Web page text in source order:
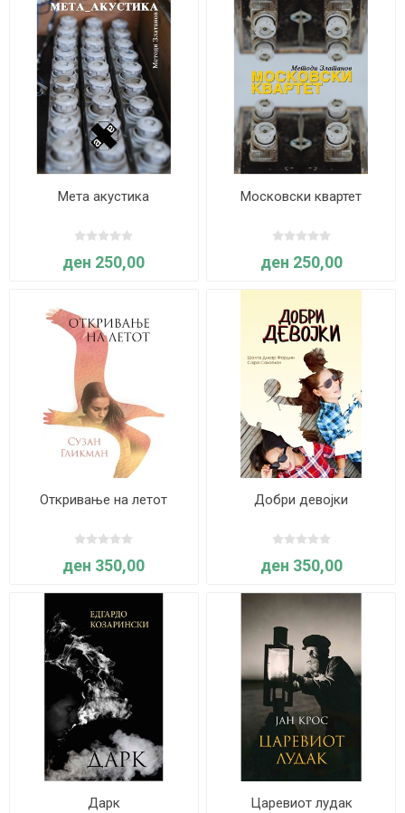
Мета акустика
ден 250,00
Московски квартет
ден 250,00
Откривање на летот
ден 350,00
Добри девојки
ден 350,00
Дарк Царевиот лудак